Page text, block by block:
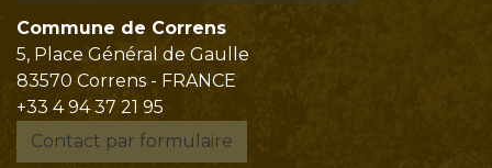
Commune de Correns
5, Place Général de Gaulle
83570 Correns - FRANCE
+33 4 94 37 21 95
Contact par formulaire